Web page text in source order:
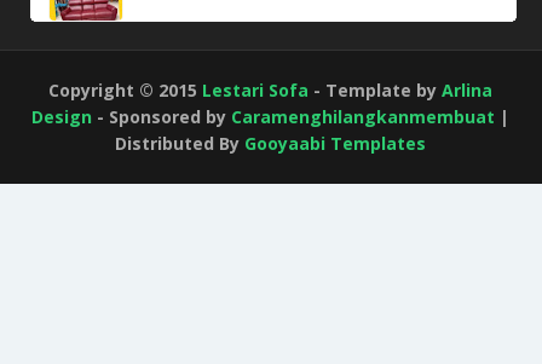
Copyright © 2015 Lestari Sofa - Template byArlina
Design - Sponsored by Caramenghilangkanmembuat |
Distributed By Gooyaabi Templates